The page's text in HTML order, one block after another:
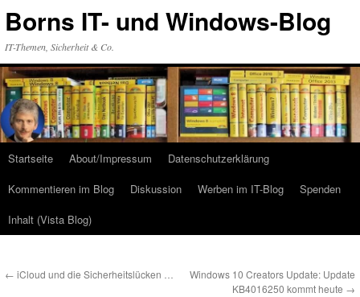
Inhalt
Borns IT- und Windows-Blog
IT-Themen, Sicherheit & Co.
Startseite About/Impressum
Datenschutzerklärung
Kommentieren im Blog
Diskussion Werben im IT-Blog
Spenden
Inhalt (Vista Blog)
← iCloud und die Sicherheitslücken …
Windows 10 Creators Update: Update
KB4016250 kommt heute →